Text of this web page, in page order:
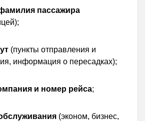
пассажира
(пункты отправления и
информация о пересадках);
и номер рейса;
(эконом, бизнес,